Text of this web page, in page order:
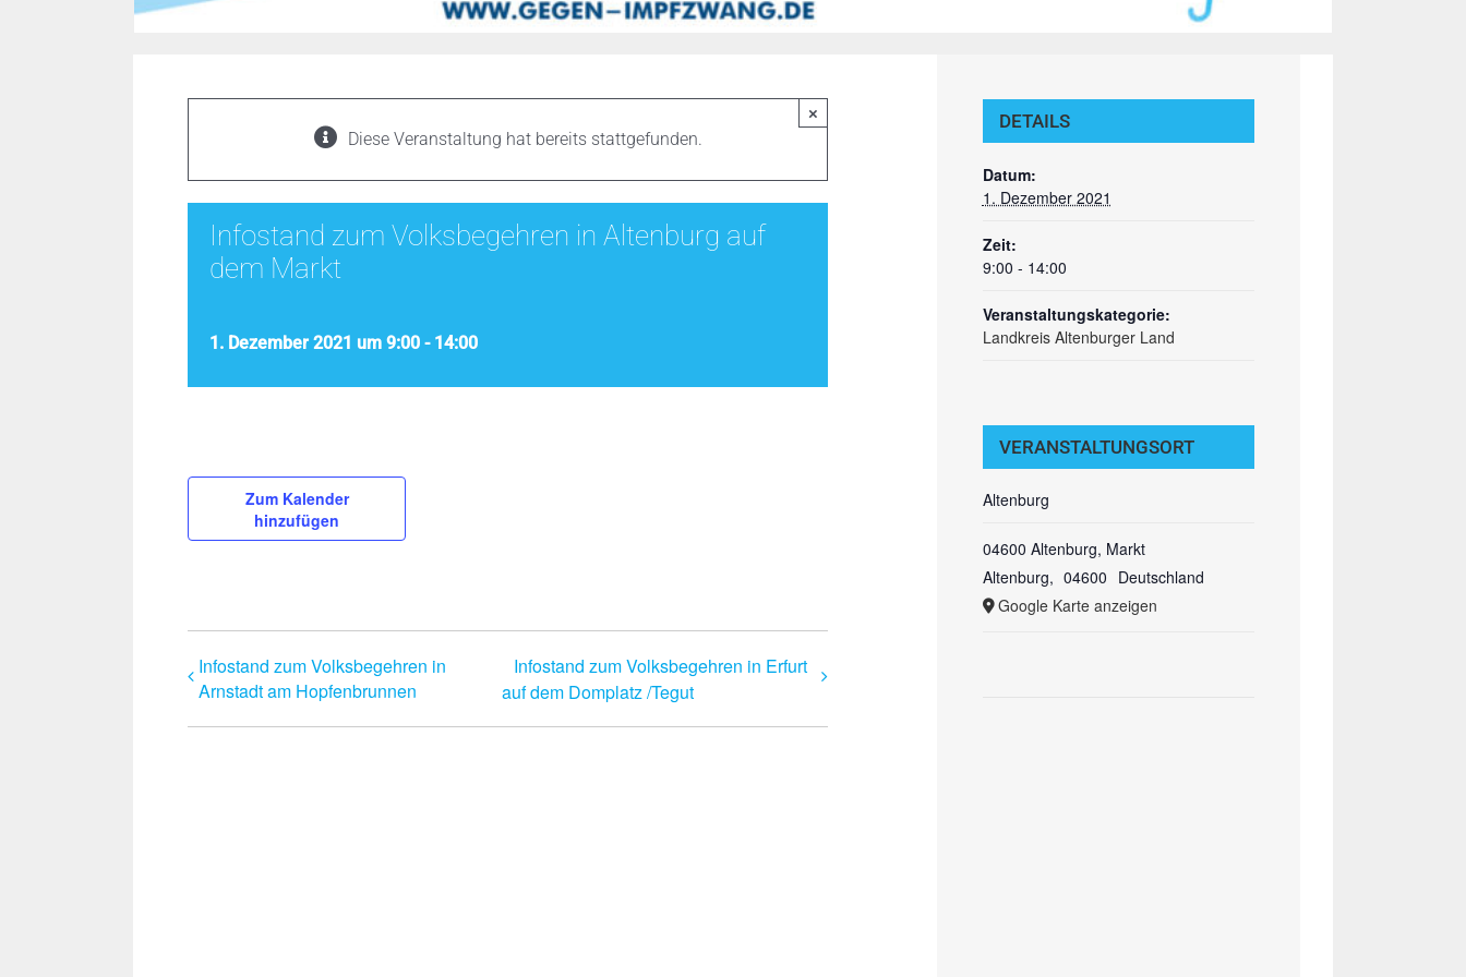
×
Diese Veranstaltung hat bereits stattgefunden.
Infostand zum Volksbegehren in Altenburg auf
dem Markt
1. Dezember 2021 um 9:00 - 14:00
Zum Kalender
hinzufügen
Infostand zum Volksbegehren in
Arnstadt am Hopfenbrunnen
Infostand zum Volksbegehren in Erfurt
auf dem Domplatz /Tegut
DETAILS
Datum:
1. Dezember 2021
Zeit:
9:00 - 14:00
Veranstaltungskategorie:
Landkreis Altenburger Land
VERANSTALTUNGSORT
Altenburg
04600 Altenburg, Markt
Altenburg, 04600 Deutschland
Google Karte anzeigen